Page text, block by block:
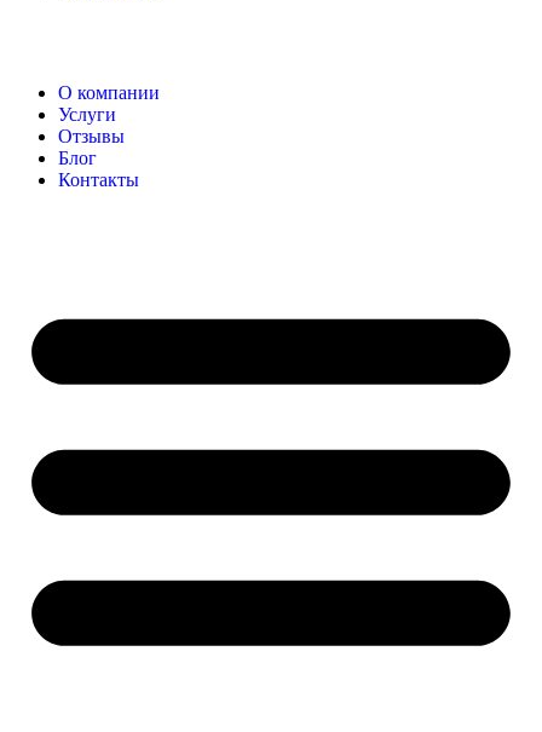
О компании
Услуги
Отзывы
Блог
Контакты